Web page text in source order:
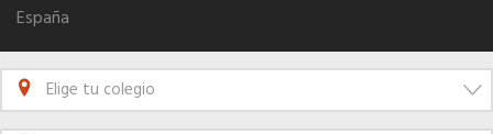
España
Elige tu colegio